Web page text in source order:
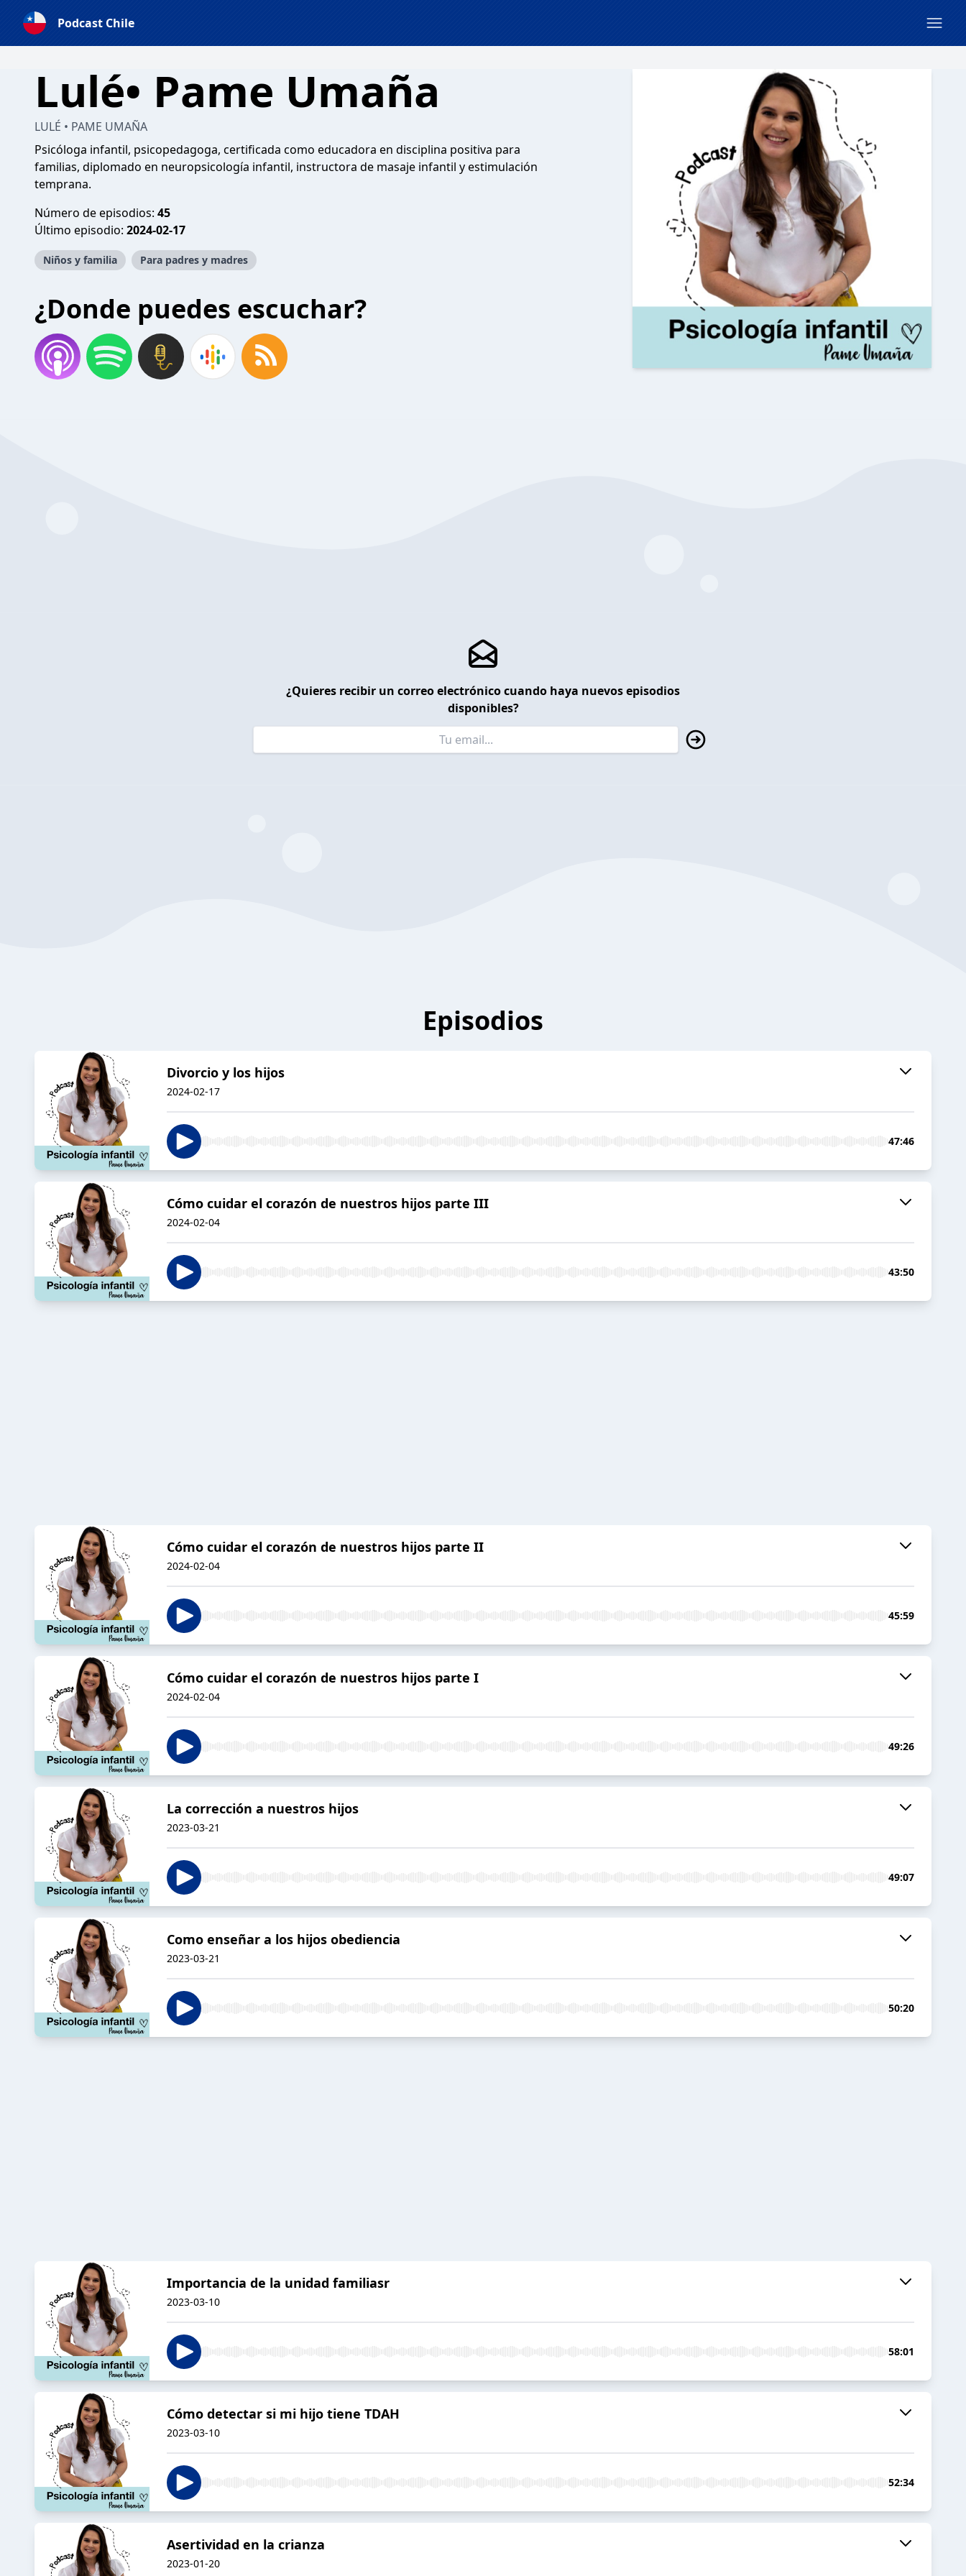
Podcast Chile
Lulé• Pame Umaña
LULÉ • PAME UMAÑA
Psicóloga infantil, psicopedagoga, certificada como educadora en disciplina positiva para
familias, diplomado en neuropsicología infantil, instructora de masaje infantil y estimulación
temprana.
Número de episodios: 45
Último episodio: 2024-02-17
Niños y familia Para padres y madres
¿Donde puedes escuchar?
¿Quieres recibir un correo electrónico cuando haya nuevos episodios
disponibles?
Episodios
Divorcio y los hijos
2024-02-17
47:46
Cómo cuidar el corazón de nuestros hijos parte III
2024-02-04
43:50
Cómo cuidar el corazón de nuestros hijos parte II
2024-02-04
45:59
Cómo cuidar el corazón de nuestros hijos parte I
2024-02-04
49:26
La corrección a nuestros hijos
2023-03-21
49:07
Como enseñar a los hijos obediencia
2023-03-21
50:20
Importancia de la unidad familiasr
2023-03-10
58:01
Cómo detectar si mi hijo tiene TDAH
2023-03-10
52:34
Asertividad en la crianza
2023-01-20